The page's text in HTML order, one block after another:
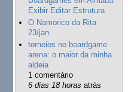
Exibir Editar Estrutura
O Namorico da Rita
23/jan
torneios no boardgame
arena: o maior da minha
aldeia
1 comentário
6 dias 18 horas atrás